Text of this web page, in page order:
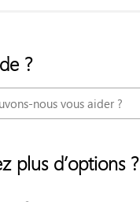
?
plus d’options ?